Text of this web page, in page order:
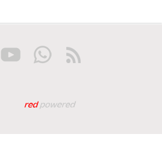
Web tasarım: Red